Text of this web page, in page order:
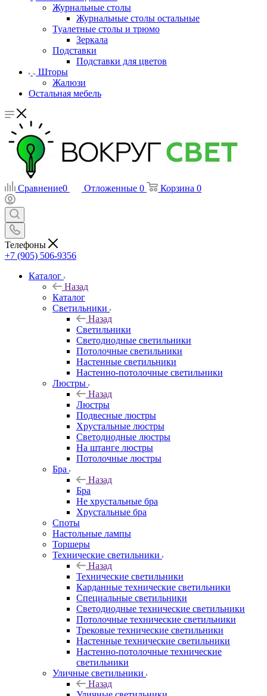
Журнальные столы
Журнальные столы остальные
Туалетные столы и трюмо
Зеркала
Подставки
Подставки для цветов
Шторы
Жалюзи
Остальная мебель
Сравнение0 Отложенные 0 Корзина 0
Телефоны
+7 (905) 506-9356
Каталог
Назад
Каталог
Светильники
Назад
Светильники
Светодиодные светильники
Потолочные светильники
Настенные светильники
Настенно-потолочные светильники
Люстры
Назад
Люстры
Подвесные люстры
Хрустальные люстры
Светодиодные люстры
На штанге люстры
Потолочные люстры
Бра
Назад
Бра
Не хрустальные бра
Хрустальные бра
Споты
Настольные лампы
Торшеры
Технические светильники
Назад
Технические светильники
Карданные технические светильники
Специальные светильники
Светодиодные технические светильники
Потолочные технические светильники
Трековые технические светильники
Настенные технические светильники
Настенно-потолочные технические
светильники
Уличные светильники
Назад